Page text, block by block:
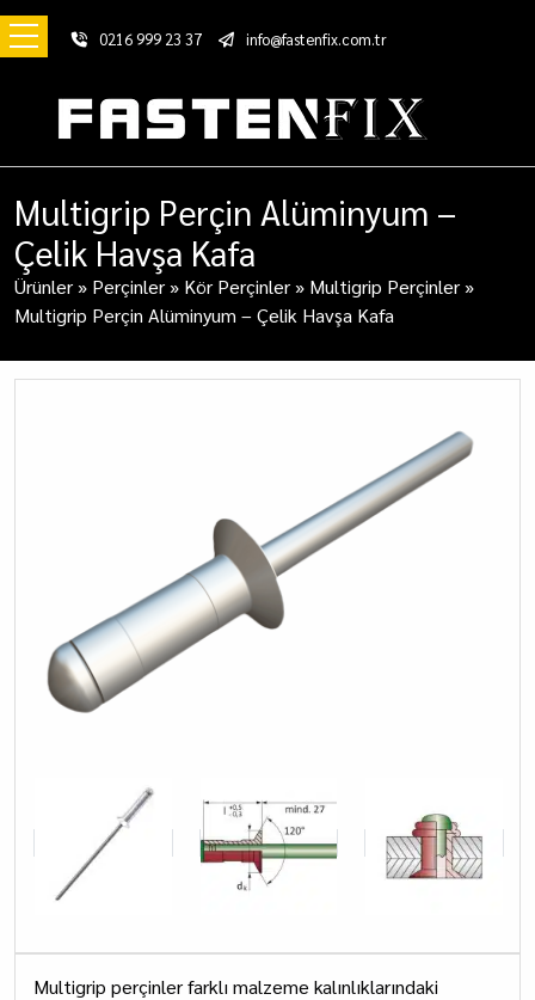
0216 999 23 37 info@fastenfix.com.tr
Multigrip Perçin Alüminyum –
Çelik Havşa Kafa
Ürünler» Perçinler» Kör Perçinler» Multigrip Perçinler»
Multigrip Perçin Alüminyum – Çelik Havşa Kafa
Multigrip perçinler farklı malzeme kalınlıklarındaki